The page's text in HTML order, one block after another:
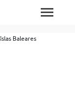
Islas Baleares